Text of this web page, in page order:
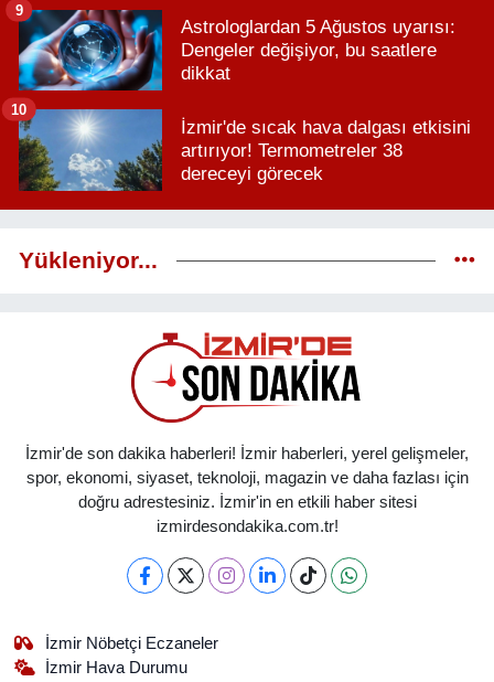
Astrologlardan 5 Ağustos uyarısı:
Dengeler değişiyor, bu saatlere
dikkat
9
İzmir'de sıcak hava dalgası etkisini
artırıyor! Termometreler 38
dereceyi görecek
10
Yükleniyor...
İzmir'de son dakika haberleri! İzmir haberleri, yerel gelişmeler,
spor, ekonomi, siyaset, teknoloji, magazin ve daha fazlası için
doğru adrestesiniz. İzmir'in en etkili haber sitesi
izmirdesondakika.com.tr!
İzmir Nöbetçi Eczaneler
İzmir Hava Durumu